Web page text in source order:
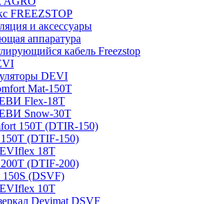
FREEZSTOP
и аксессуары
аппаратура
кабель Freezstop
DEVI
Mat-150T
Flex-18T
Snow-30T
150T (DTIR-150)
(DTIF-150)
18T
(DTIF-200)
(DSVF)
10T
Devimat DSVF